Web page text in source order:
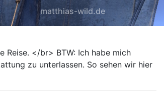
matthias-wild.de
Reise. </br> BTW: Ich habe mich
zu unterlassen. So sehen wir hier